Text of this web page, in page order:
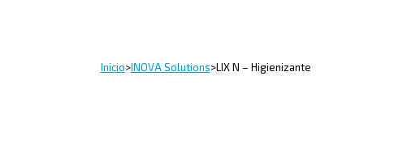
Inicio>INOVA Solutions>LIX N – Higienizante